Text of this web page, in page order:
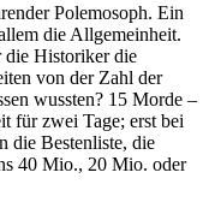
Polemosoph. Ein
die Allgemeinheit.
die Historiker die
von der Zahl der
wussten? 15 Morde –
für zwei Tage; erst bei
die Bestenliste, die
40 Mio., 20 Mio. oder